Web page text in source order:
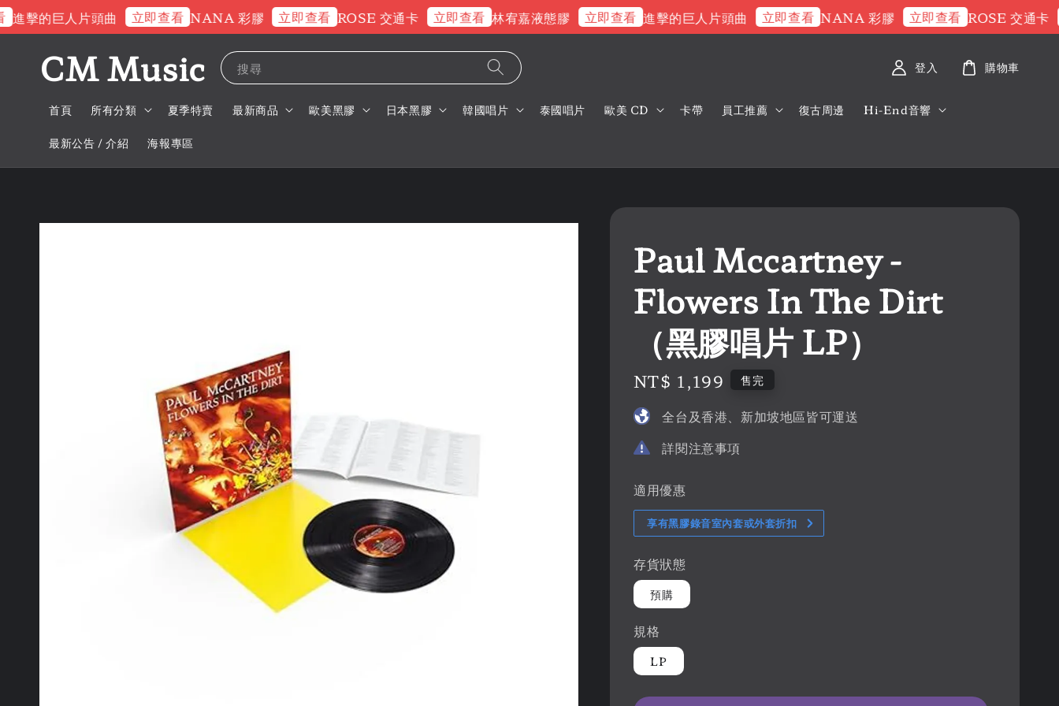
擊的巨人片頭曲 立即查看 NANA 彩膠 立即查看 ROSE 交通卡 立即查看 林宥嘉液態膠 立即查看 進擊的巨人片頭曲 立即查看 NANA 彩膠 立即查看 ROSE 交通卡 立
CM Music 搜尋
首頁 所有分類 夏季特賣 最新商品 歐美黑膠 日本黑膠 韓國唱片 泰國唱片 歐美 CD 卡帶 員工推薦 復古周邊 Hi-End音響
最新公告 / 介紹 海報專區
登入 購物車
Paul Mccartney -
Flowers In The Dirt
（黑膠唱片 LP）
Regular
price
NT$ 1,199 售完
全台及香港、新加坡地區皆可運送
詳閱注意事項
適用優惠
享有黑膠錄音室內套或外套折扣
存貨狀態
預購
規格
LP